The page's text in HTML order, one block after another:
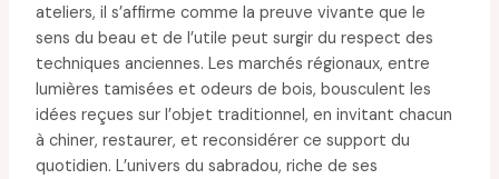
ateliers, il s’affirme comme la preuve vivante que le
sens du beau et de l’utile peut surgir du respect des
techniques anciennes. Les marchés régionaux, entre
lumières tamisées et odeurs de bois, bousculent les
idées reçues sur l’objet traditionnel, en invitant chacun
à chiner, restaurer, et reconsidérer ce support du
quotidien. L’univers du sabradou, riche de ses